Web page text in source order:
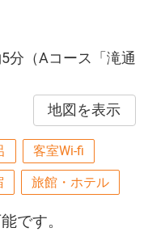
分（Aコース「滝通
地図を表示
客室Wi-fi
旅館・ホテル
です。